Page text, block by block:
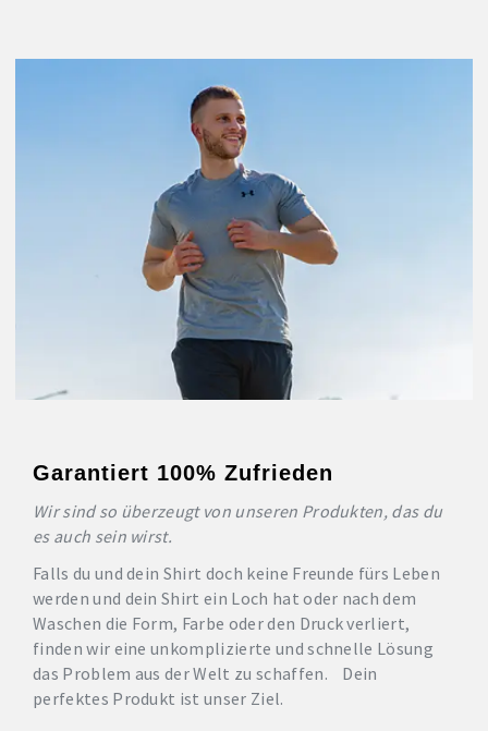
Garantiert 100% Zufrieden
Wir sind so überzeugt von unseren Produkten, das du
es auch sein wirst.
Falls du und dein Shirt doch keine Freunde fürs Leben
werden und dein Shirt ein Loch hat oder nach dem
Waschen die Form, Farbe oder den Druck verliert,
finden wir eine unkomplizierte und schnelle Lösung
das Problem aus der Welt zu schaffen. Dein
perfektes Produkt ist unser Ziel.